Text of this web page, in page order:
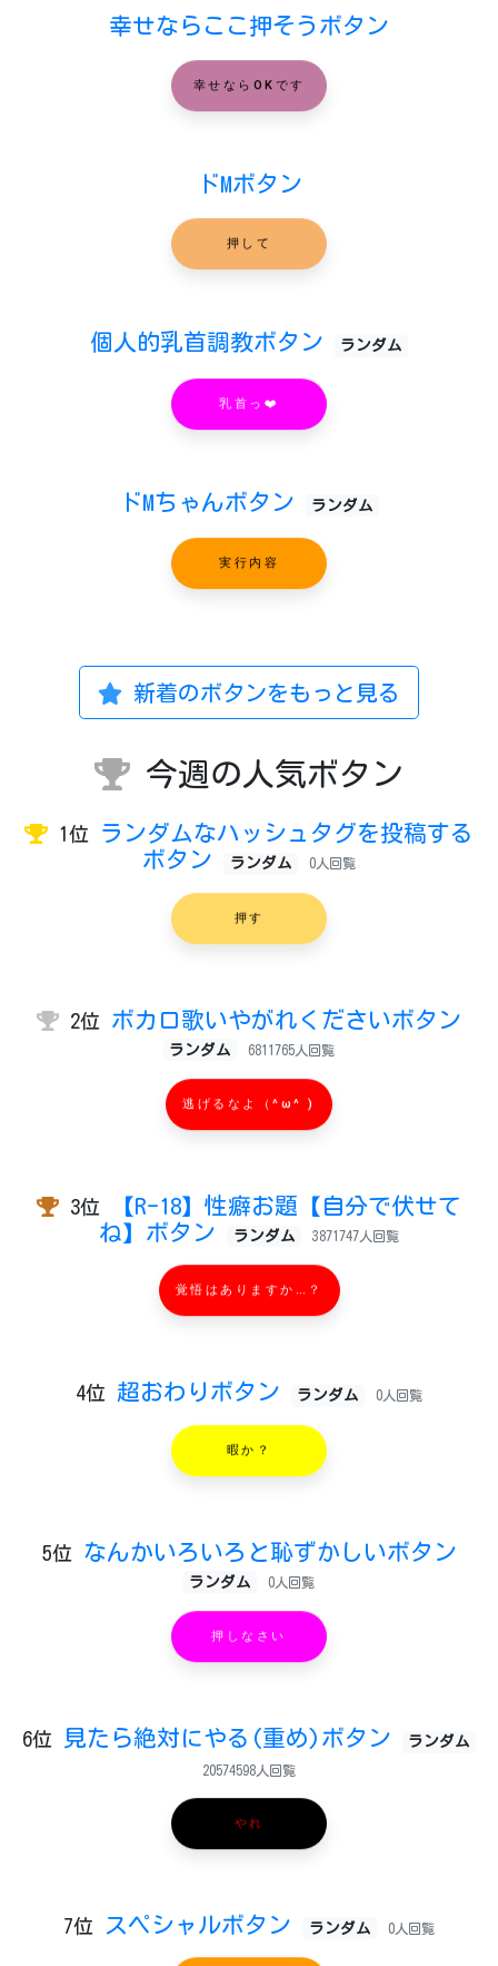
幸せならここ押そうボタン
幸せならOKです
ドMボタン
押して
個人的乳首調教ボタン ランダム
乳首っ❤️
ドMちゃんボタン ランダム
実行内容
新着のボタンをもっと見る
今週の人気ボタン
1位
ランダムなハッシュタグを投稿する
ボタン
ランダム 0人回覧
押す
2位 ボカロ歌いやがれくださいボタン
ランダム 6811765人回覧
逃げるなよ（^ω^ )
3位
【R-18】性癖お題【自分で伏せて
ね】ボタン
ランダム 3871747人回覧
覚悟はありますか…？
4位 超おわりボタン ランダム 0人回覧
暇か？
5位 なんかいろいろと恥ずかしいボタン
ランダム 0人回覧
押しなさい
6位 見たら絶対にやる(重め)ボタン ランダム
20574598人回覧
やれ
7位 スペシャルボタン ランダム 0人回覧